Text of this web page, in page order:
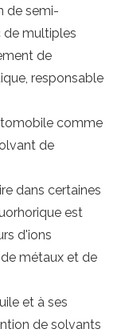
de semi-
de multiples
de
responsable
comme
de
dans certaines
est
d'ions
métaux et de
et à ses
de solvants